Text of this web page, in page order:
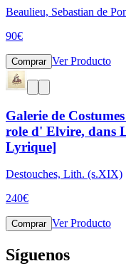
Beaulieu, Sebastian de
90€
Comprar Ver Producto
Galerie de
role d' Elvire, dans
Lyrique]
Destouches, Lith. (s.XIX)
240€
Comprar Ver Producto
Síguenos